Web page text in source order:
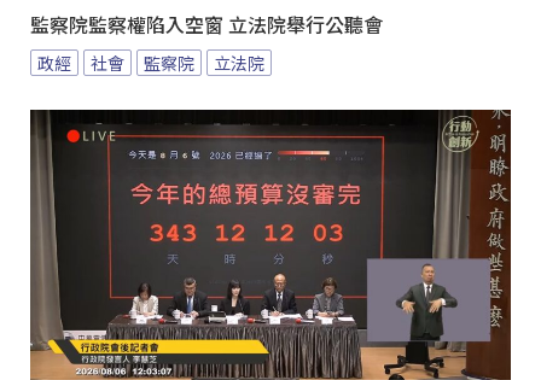
監察院監察權陷入空窗 立法院舉行公聽會
政經 社會 監察院 立法院